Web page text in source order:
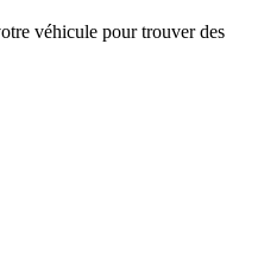
véhicule pour trouver des